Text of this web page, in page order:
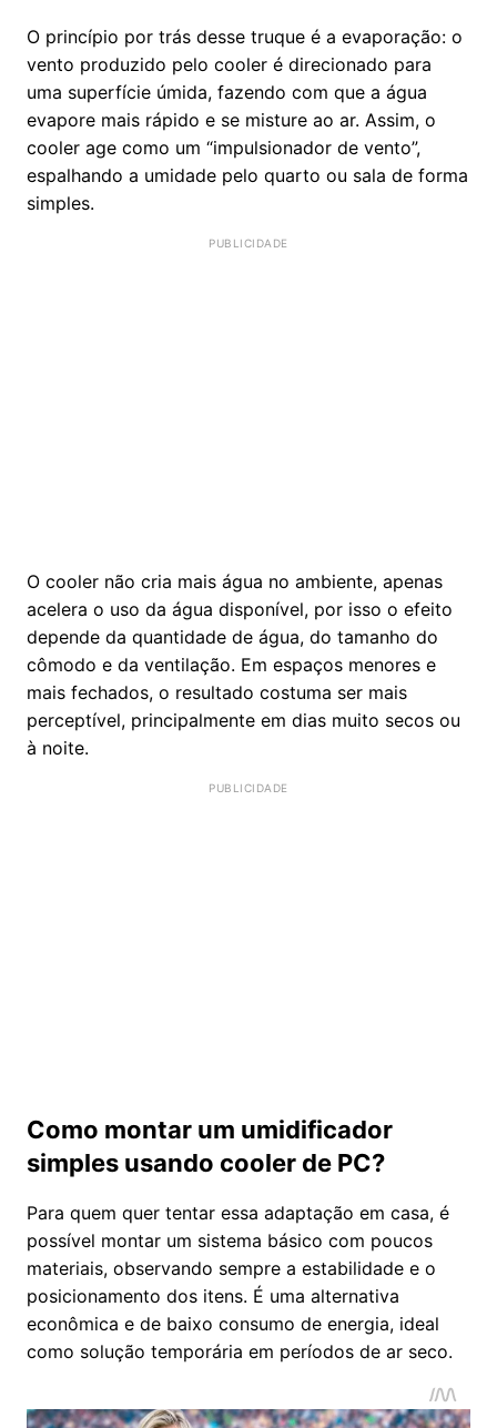
O princípio por trás desse truque é a evaporação: o
vento produzido pelo cooler é direcionado para
uma superfície úmida, fazendo com que a água
evapore mais rápido e se misture ao ar. Assim, o
cooler age como um “impulsionador de vento”,
espalhando a umidade pelo quarto ou sala de forma
simples.
O cooler não cria mais água no ambiente, apenas
acelera o uso da água disponível, por isso o efeito
depende da quantidade de água, do tamanho do
cômodo e da ventilação. Em espaços menores e
mais fechados, o resultado costuma ser mais
perceptível, principalmente em dias muito secos ou
à noite.
Como montar um umidificador
simples usando cooler de PC?
Para quem quer tentar essa adaptação em casa, é
possível montar um sistema básico com poucos
materiais, observando sempre a estabilidade e o
posicionamento dos itens. É uma alternativa
econômica e de baixo consumo de energia, ideal
como solução temporária em períodos de ar seco.